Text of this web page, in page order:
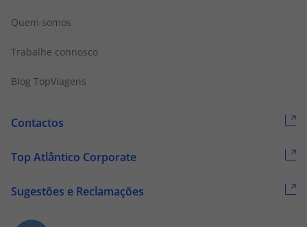
Quem somos
Trabalhe connosco
Blog TopViagens
Contactos
Top Atlântico Corporate
Sugestões e Reclamações